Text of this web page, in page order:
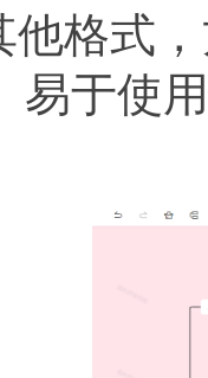
他格式
易于使